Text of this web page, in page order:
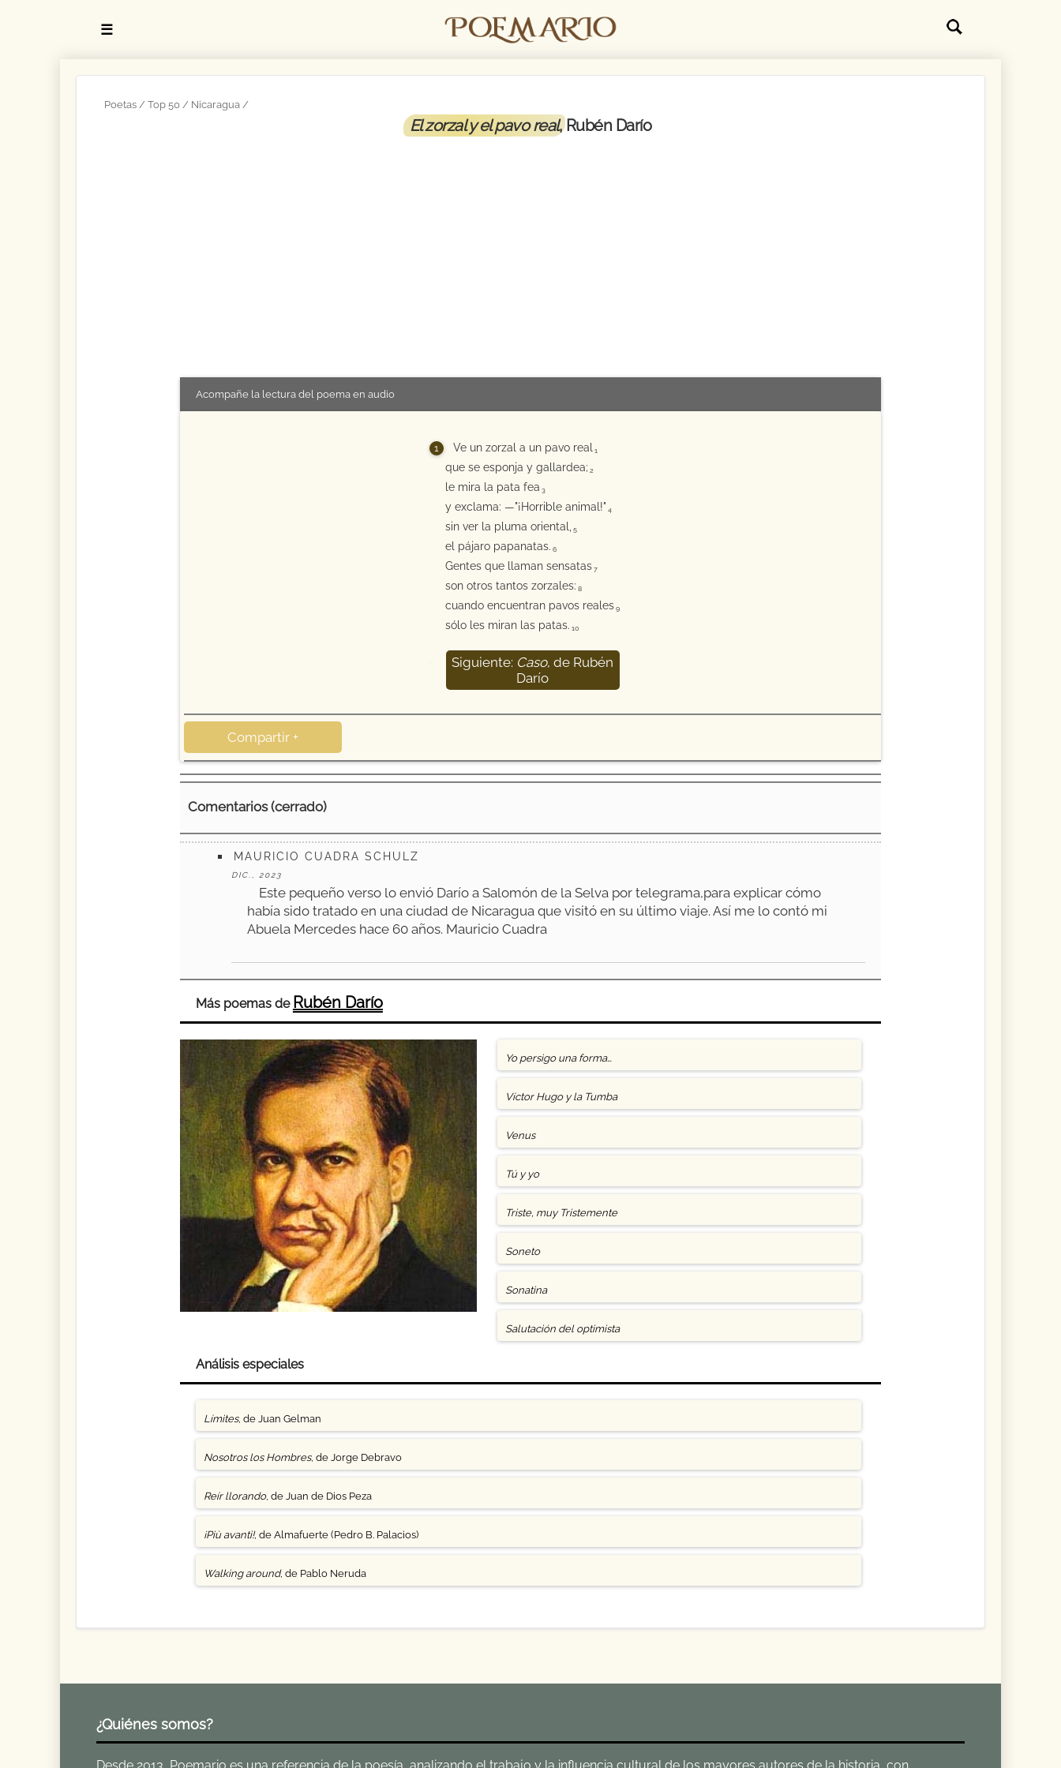
☰
Poetas Top 50 Nicaragua
El zorzal y el pavo real, Rubén Darío
Acompañe la lectura del poema en audio
Ve un zorzal a un pavo real 1
que se esponja y gallardea; 2
le mira la pata fea 3
y exclama: —"¡Horrible animal!" 4
sin ver la pluma oriental, 5
el pájaro papanatas. 6
Gentes que llaman sensatas 7
son otros tantos zorzales: 8
cuando encuentran pavos reales 9
sólo les miran las patas. 10
Siguiente: Caso, de Rubén
Darío
Compartir +
Comentarios (cerrado)
MAURICIO CUADRA SCHULZ
DIC., 2023
Este pequeño verso lo envió Darío a Salomón de la Selva por telegrama,para explicar cómo
había sido tratado en una ciudad de Nicaragua que visitó en su último viaje. Así me lo contó mi
Abuela Mercedes hace 60 años. Mauricio Cuadra
Más poemas de Rubén Darío
Yo persigo una forma…
Víctor Hugo y la Tumba
Venus
Tú y yo
Triste, muy Tristemente
Soneto
Sonatina
Salutación del optimista
Análisis especiales
Límites, de Juan Gelman
Nosotros los Hombres, de Jorge Debravo
Reír llorando, de Juan de Dios Peza
¡Più avanti!, de Almafuerte (Pedro B. Palacios)
Walking around, de Pablo Neruda
¿Quiénes somos?